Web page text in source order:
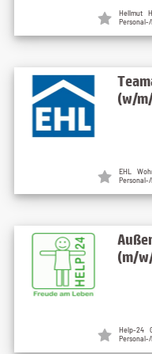
Hellmut
(w/
EHL
(m/
Help-24